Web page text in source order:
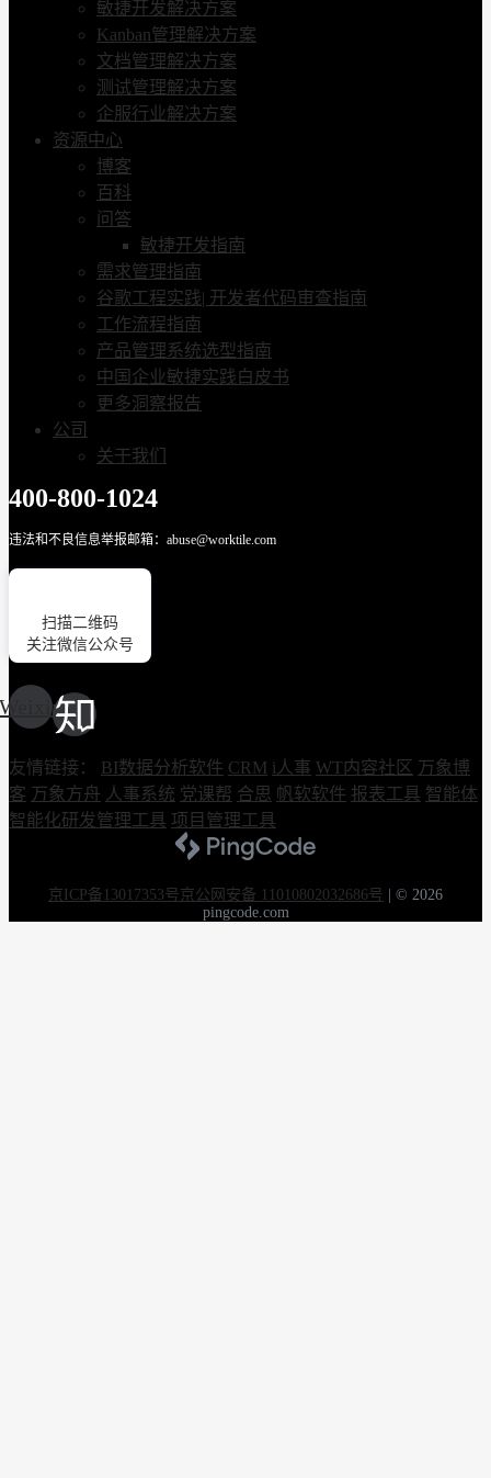
敏捷开发解决方案
Kanban管理解决方案
文档管理解决方案
测试管理解决方案
企服行业解决方案
资源中心
博客
百科
问答
敏捷开发指南
需求管理指南
谷歌工程实践| 开发者代码审查指南
工作流程指南
产品管理系统选型指南
中国企业敏捷实践白皮书
更多洞察报告
公司
关于我们
400-800-1024
违法和不良信息举报邮箱：abuse@worktile.com
扫描二维码
关注微信公众号
Weixin
友情链接： BI数据分析软件 CRM i人事 WT内容社区 万象博
客 万象方舟 人事系统 党课帮 合思 帆软软件 报表工具 智能体
智能化研发管理工具 项目管理工具
京ICP备13017353号京公网安备 11010802032686号
© 2026
pingcode.com